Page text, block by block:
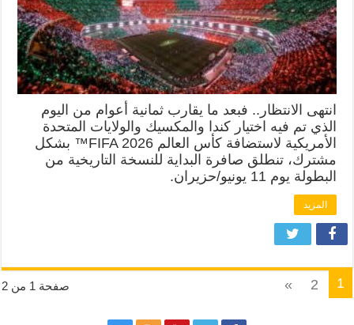
انتهى الانتظار.. فبعد ما يقارب ثمانية أعوام من اليوم
الذي تم فيه اختيار كندا والمكسيك والولايات المتحدة
الأمريكية لاستضافة كأس العالم FIFA 2026™ بشكل
مشترك، تنطلق صافرة البداية للنسخة التاريخية من
البطولة يوم 11 يونيو/حزيران.
المزيد
صفحة 1 من 2 1
2
»